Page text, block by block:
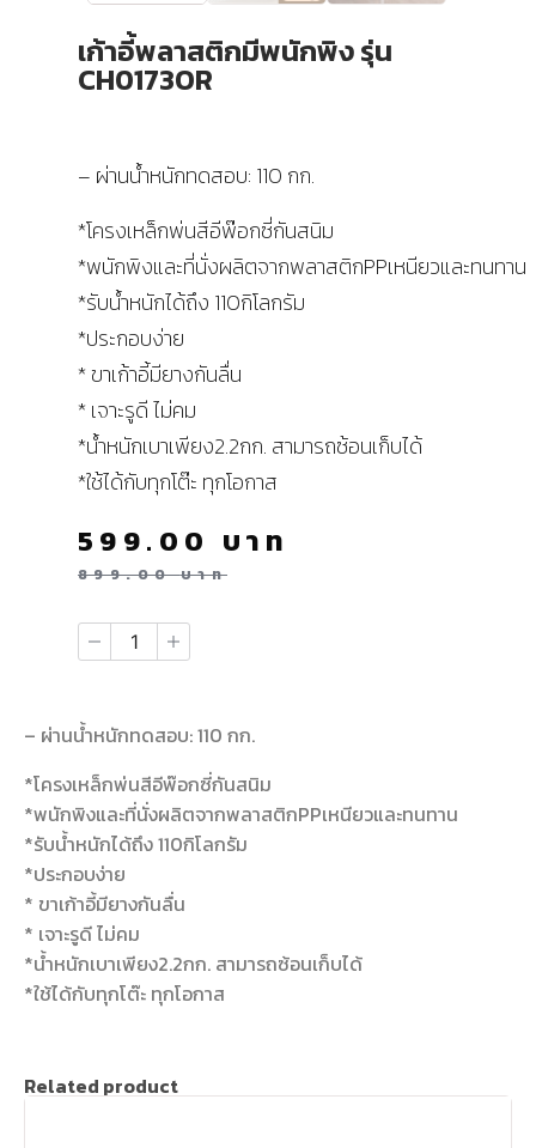
เก้าอี้พลาสติกมีพนักพิง รุ่น
CH0173OR
– ผ่านน้ำหนักทดสอบ: 110 กก.
*โครงเหล็กพ่นสีอีพ๊อกซี่กันสนิม
*พนักพิงและที่นั่งผลิตจากพลาสติกPPเหนียวและทนทาน
*รับน้ำหนักได้ถึง 110กิโลกรัม
*ประกอบง่าย
* ขาเก้าอี้มียางกันลื่น
* เจาะรูดี ไม่คม
*น้ำหนักเบาเพียง2.2กก. สามารถซ้อนเก็บได้
*ใช้ได้กับทุกโต๊ะ ทุกโอกาส
899.00บาท
599.00 บาท
– ผ่านน้ำหนักทดสอบ: 110 กก.
*โครงเหล็กพ่นสีอีพ๊อกซี่กันสนิม
*พนักพิงและที่นั่งผลิตจากพลาสติกPPเหนียวและทนทาน
*รับน้ำหนักได้ถึง 110กิโลกรัม
*ประกอบง่าย
* ขาเก้าอี้มียางกันลื่น
* เจาะรูดี ไม่คม
*น้ำหนักเบาเพียง2.2กก. สามารถซ้อนเก็บได้
*ใช้ได้กับทุกโต๊ะ ทุกโอกาส
Related product